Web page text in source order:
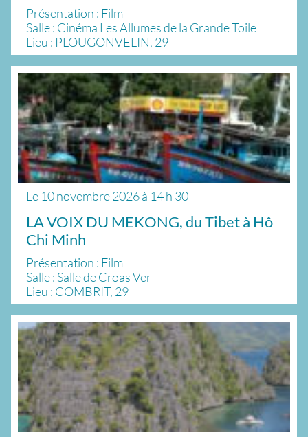
Présentation : Film
Salle : Cinéma Les Allumes de la Grande Toile
Lieu : PLOUGONVELIN, 29
Le 10 novembre 2026à 14 h 30
LA VOIX DU MEKONG, du Tibet à Hô
Chi Minh
Présentation : Film
Salle : Salle de Croas Ver
Lieu : COMBRIT, 29